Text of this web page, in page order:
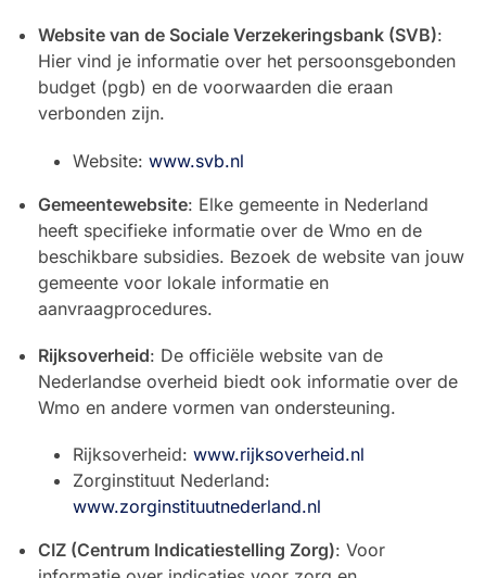
Website van de Sociale Verzekeringsbank (SVB):
Hier vind je informatie over het persoonsgebonden
budget (pgb) en de voorwaarden die eraan
verbonden zijn.
Website: www.svb.nl
Gemeentewebsite: Elke gemeente in Nederland
heeft specifieke informatie over de Wmo en de
beschikbare subsidies. Bezoek de website van jouw
gemeente voor lokale informatie en
aanvraagprocedures.
Rijksoverheid: De officiële website van de
Nederlandse overheid biedt ook informatie over de
Wmo en andere vormen van ondersteuning.
Rijksoverheid: www.rijksoverheid.nl
Zorginstituut Nederland:
www.zorginstituutnederland.nl
CIZ (Centrum Indicatiestelling Zorg): Voor